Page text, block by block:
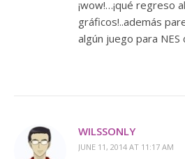
¡wow!…¡qué regreso
gráficos!..además
algún juego para NES
WILSSONLY
JUNE 11, 2014 AT 11:17 AM